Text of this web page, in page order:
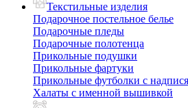
Текстильные изделия
Подарочное постельное белье
Подарочные пледы
Подарочные полотенца
Прикольные подушки
Прикольные фартуки
Прикольные футболки с
Халаты с именной вышивкой